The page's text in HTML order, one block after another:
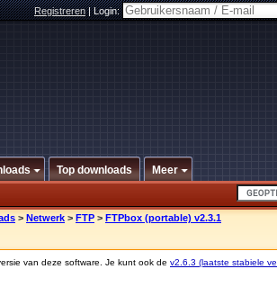
Registreren|Login:
Top downloads Meer
> Netwerk > FTP > FTPbox (portable) v2.3.1
van deze software. Je kunt ook de v2.6.3 (laatste stabiele